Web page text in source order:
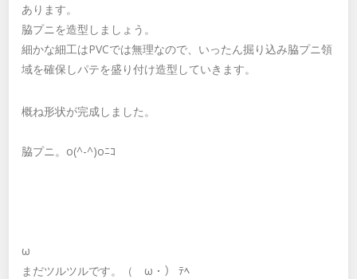
あります。
脇プニを造型しましょう。
細かな細工はPVCでは無理なので、いったん掘り込み脇プニ領
域を確保しパテを盛り付け造型していきます。
概ね形状が完成しました。
脇プニ。o(^-^)oﾆｺ
ω
まだツルツルです。（ゝω・） ﾃﾍ